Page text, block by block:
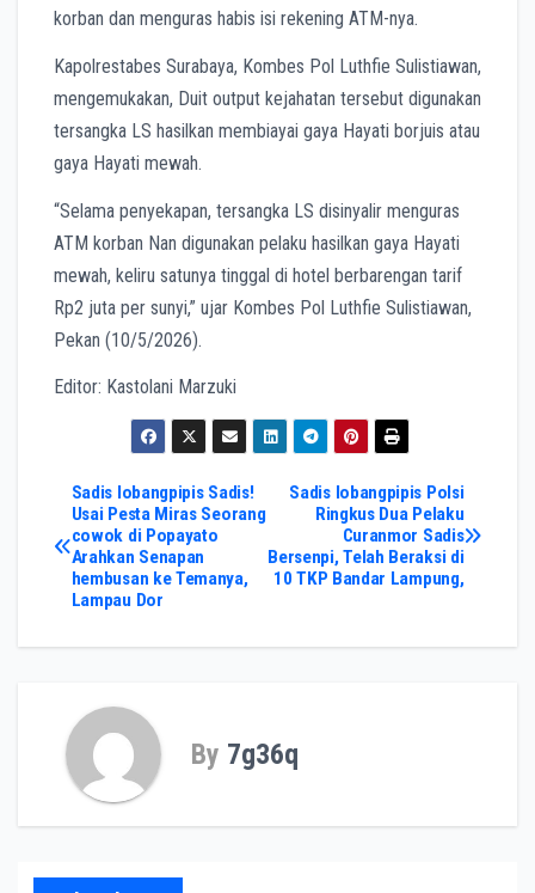
korban dan menguras habis isi rekening ATM-nya.
Kapolrestabes Surabaya, Kombes Pol Luthfie Sulistiawan,
mengemukakan, Duit output kejahatan tersebut digunakan
tersangka LS hasilkan membiayai gaya Hayati borjuis atau
gaya Hayati mewah.
“Selama penyekapan, tersangka LS disinyalir menguras
ATM korban Nan digunakan pelaku hasilkan gaya Hayati
mewah, keliru satunya tinggal di hotel berbarengan tarif
Rp2 juta per sunyi,” ujar Kombes Pol Luthfie Sulistiawan,
Pekan (10/5/2026).
Editor: Kastolani Marzuki
Post
navigation
Sadis lobangpipis Polsi
Ringkus Dua Pelaku
Curanmor Sadis
Bersenpi, Telah Beraksi di
10 TKP Bandar Lampung,
Sadis lobangpipis Sadis!
Usai Pesta Miras Seorang
cowok di Popayato
Arahkan Senapan
hembusan ke Temanya,
Lampau Dor
By 7g36q